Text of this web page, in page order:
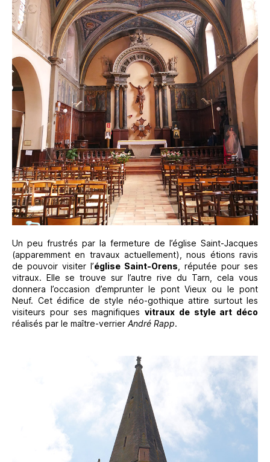
Un peu frustrés par la fermeture de l’église Saint-Jacques
(apparemment en travaux actuellement), nous étions ravis
de pouvoir visiter l’église Saint-Orens , réputée pour ses
vitraux. Elle se trouve sur l’autre rive du Tarn, cela vous
donnera l’occasion d’emprunter le pont Vieux ou le pont
Neuf. Cet édifice de style néo-gothique attire surtout les
visiteurs pour ses magnifiques vitraux de style art déco
réalisés par le maître-verrier André Rapp.